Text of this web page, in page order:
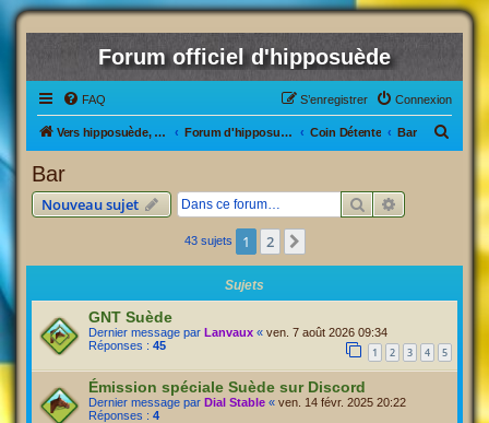
Forum officiel d'hipposuède
FAQ Connexion
S’enregistrer
Vers hipposuède, le jeu ! Forum d'hipposuède Coin Détente Bar
r
Bar
Nouveau sujet RechercherRecherche
43 sujets 1 2
Sujets
GNT Suède
Dernier message par Lanvaux « ven. 7 août 2026 09:34
Réponses : 45 1 2 3 4 5
Émission spéciale Suède sur Discord
Dernier message par Dial Stable « ven. 14 févr. 2025 20:22
Réponses : 4